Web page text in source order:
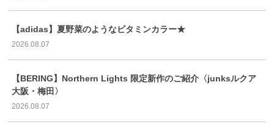
【adidas】夏野菜のようなビタミンカラー★
2026.08.07
【BERING】Northern Lights 限定新作のご紹介〈junksルクア
大阪・梅田〉
2026.08.07